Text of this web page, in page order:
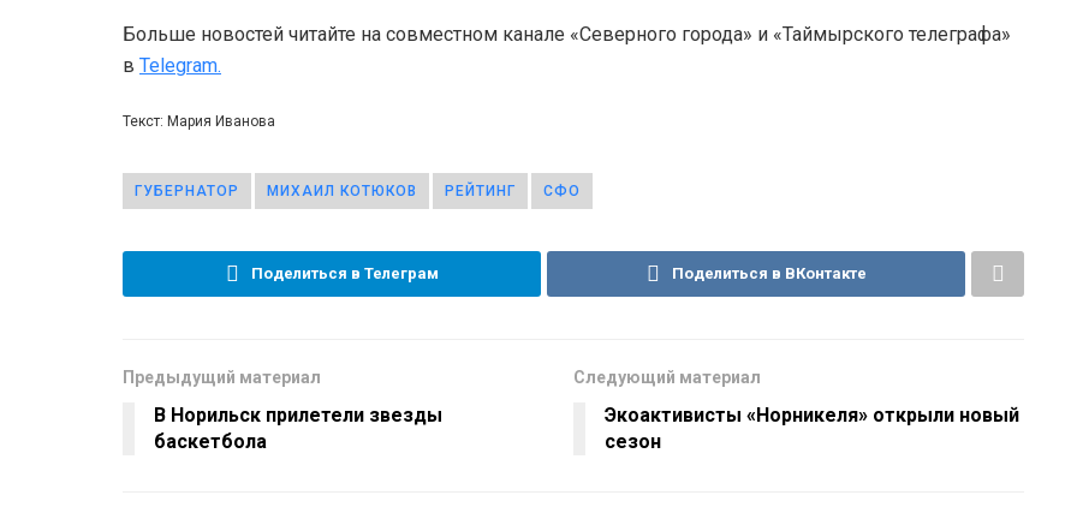
Больше новостей читайте на совместном канале «Северного города» и «Таймырского телеграфа»
в Telegram.
Текст: Мария Иванова
ГУБЕРНАТОР МИХАИЛ КОТЮКОВ РЕЙТИНГ СФО
Поделиться в Телеграм Поделиться в ВКонтакте
Предыдущий материал
В Норильск прилетели звезды
баскетбола
Следующий материал
Экоактивисты «Норникеля» открыли новый
сезон